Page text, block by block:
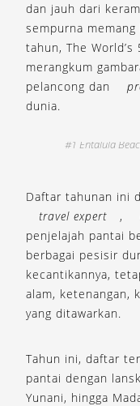
dan jauh dari
sempurna
tahun, The
merangkum
pelancong dan
dunia.
#1 Entalula
Daftar tahunan ini
travel expert
,
penjelajah pantai
berbagai pesisir
kecantikannya,
alam, ketenangan,
yang ditawarkan.
Tahun ini, daftar
pantai dengan
Yunani, hingga